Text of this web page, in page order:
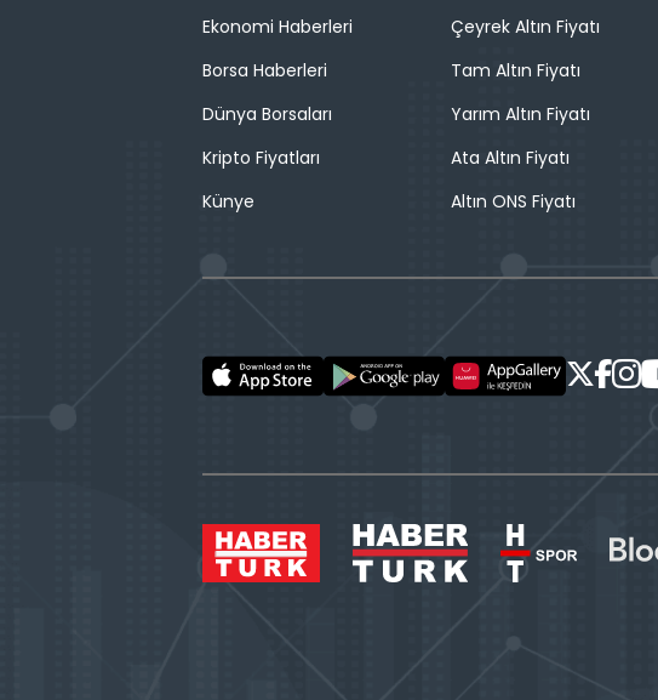
Ekonomi Haberleri
Borsa Haberleri
Dünya Borsaları
Kripto Fiyatları
Künye
Çeyrek Altın Fiyatı
Tam Altın Fiyatı
Yarım Altın Fiyatı
Ata Altın Fiyatı
Altın ONS Fiyatı